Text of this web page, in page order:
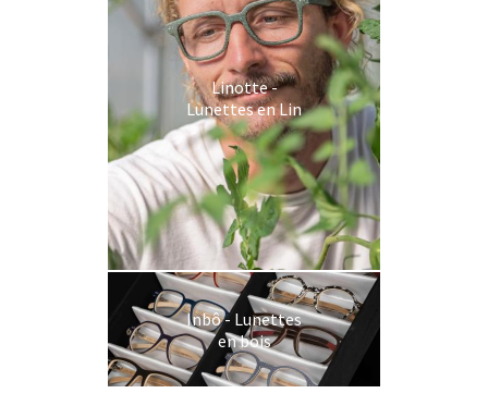
Linotte -
Lunettes en Lin
Inbô - Lunettes
en bois